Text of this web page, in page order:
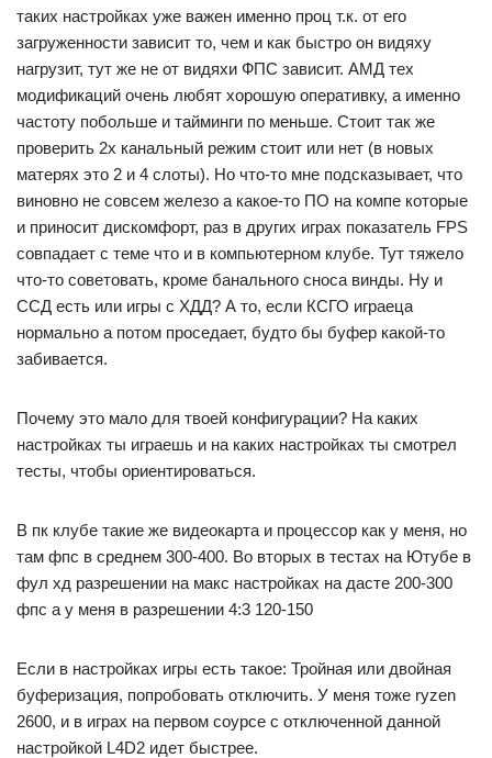
таких настройках уже важен именно проц т.к. от его
загруженности зависит то, чем и как быстро он видяху
нагрузит, тут же не от видяхи ФПС зависит. АМД тех
модификаций очень любят хорошую оперативку, а именно
частоту побольше и тайминги по меньше. Стоит так же
проверить 2х канальный режим стоит или нет (в новых
матерях это 2 и 4 слоты). Но что-то мне подсказывает, что
виновно не совсем железо а какое-то ПО на компе которые
и приносит дискомфорт, раз в других играх показатель FPS
совпадает с теме что и в компьютерном клубе. Тут тяжело
что-то советовать, кроме банального сноса винды. Ну и
ССД есть или игры с ХДД? А то, если КСГО играеца
нормально а потом проседает, будто бы буфер какой-то
забивается.
Почему это мало для твоей конфигурации? На каких
настройках ты играешь и на каких настройках ты смотрел
тесты, чтобы ориентироваться.
В пк клубе такие же видеокарта и процессор как у меня, но
там фпс в среднем 300-400. Во вторых в тестах на Ютубе в
фул хд разрешении на макс настройках на дасте 200-300
фпс а у меня в разрешении 4:3 120-150
Если в настройках игры есть такое: Тройная или двойная
буферизация, попробовать отключить. У меня тоже ryzen
2600, и в играх на первом соурсе с отключенной данной
настройкой L4D2 идет быстрее.